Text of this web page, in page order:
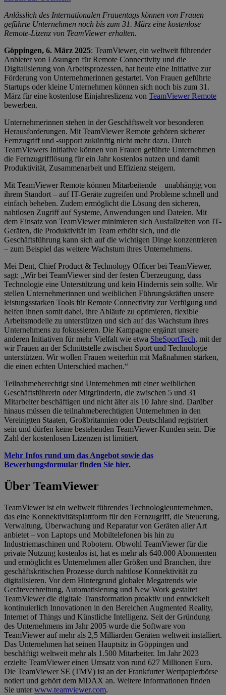
Anlässlich des Internationalen Frauentags können von Frauen
geführte Unternehmen noch bis zum 31. März eine kostenlose
Remote-Lizenz von TeamViewer erhalten.
Göppingen, 6. März 2025: TeamViewer, ein weltweit führender
Anbieter von Lösungen für Remote Connectivity und die
Digitalisierung von Arbeitsprozessen, hat heute eine Initiative zur
Förderung von Unternehmerinnen gestartet. Von Frauen geführte
Startups oder kleine Unternehmen können sich noch bis zum 31.
März für eine kostenlose Einjahreslizenz von TeamViewer Remote
bewerben.
Unternehmerinnen stehen in der Geschäftswelt vor besonderen
Herausforderungen. Mit TeamViewer Remote gehören sicherer
Fernzugriff und -support zukünftig nicht mehr dazu. Durch
TeamViewers Initiative können von Frauen geführte Unternehmen
die Fernzugrifflösung für ein Jahr kostenlos nutzen und damit
Produktivität, Zusammenarbeit und Effizienz steigern.
Mit TeamViewer Remote können Mitarbeitende – unabhängig von
ihrem Standort – auf IT-Geräte zugreifen und Probleme schnell und
einfach beheben. Zudem ermöglicht die Lösung den sicheren,
nahtlosen Zugriff auf Systeme, Anwendungen und Dateien. Mit
dem Einsatz von TeamViewer minimieren sich Ausfallzeiten von IT-
Geräten, die Produktivität im Team erhöht sich, und die
Geschäftsführung kann sich auf die wichtigen Dinge konzentrieren
– zum Beispiel das weitere Wachstum ihres Unternehmens.
Mei Dent, Chief Product & Technology Officer bei TeamViewer,
sagt: „Wir bei TeamViewer sind der festen Überzeugung, dass
Technologie eine Unterstützung und kein Hindernis sein sollte. Wir
stellen Unternehmerinnen und weiblichen Führungskräften unsere
leistungsstarken Tools für Remote Connectivity zur Verfügung und
helfen ihnen somit dabei, ihre Abläufe zu optimieren, flexible
Arbeitsmodelle zu unterstützen und sich auf das Wachstum ihres
Unternehmens zu fokussieren. Die Kampagne ergänzt unsere
anderen Initiativen für mehr Vielfalt wie etwa SheSportTech, mit der
wir Frauen an der Schnittstelle zwischen Sport und Technologie
unterstützen. Wir wollen Frauen weiterhin mit Maßnahmen stärken,
die einen echten Unterschied machen.“
Teilnahmeberechtigt sind Unternehmen mit einer weiblichen
Geschäftsführerin oder Mitgründerin, die zwischen 5 und 31
Mitarbeiter beschäftigen und nicht älter als 10 Jahre sind. Darüber
hinaus müssen die teilnahmeberechtigten Unternehmen in den
Vereinigten Staaten, Großbritannien oder Deutschland registriert
sein und dürfen keine bestehenden TeamViewer-Kunden sein. Die
Zahl der kostenlosen Lizenzen ist limitiert.
Mehr Infos rund um das Angebot sowie das
Bewerbungsformular finden Sie hier.
Über TeamViewer
TeamViewer ist ein weltweit führendes Technologieunternehmen,
das eine Konnektivitätsplattform für den Fernzugriff, die Steuerung,
Verwaltung, Überwachung und Reparatur von Geräten aller Art
anbietet – von Laptops und Mobiltelefonen bis hin zu
Industriemaschinen und Robotern. Obwohl TeamViewer für die
private Nutzung kostenlos ist, hat es mehr als 640.000 Abonnenten
und ermöglicht es Unternehmen aller Größen und Branchen, ihre
geschäftskritischen Prozesse durch nahtlose Konnektivität zu
digitalisieren. Vor dem Hintergrund globaler Megatrends wie
Geräteverbreitung, Automatisierung und New Work gestaltet
TeamViewer die digitale Transformation proaktiv und entwickelt
kontinuierlich Innovationen in den Bereichen Augmented Reality,
Internet of Things und Künstliche Intelligenz. Seit der Gründung
des Unternehmens im Jahr 2005 wurde die Software von
TeamViewer auf mehr als 2,5 Milliarden Geräten weltweit installiert.
Das Unternehmen hat seinen Hauptsitz in Göppingen und
beschäftigt weltweit mehr als 1.500 Mitarbeiter. Im Jahr 2023
erzielte TeamViewer einen Umsatz von rund 627 Millionen Euro.
Die TeamViewer SE (TMV) ist an der Frankfurter Wertpapierbörse
notiert und gehört dem MDAX an. Weitere Informationen finden
Sie unterwww.teamviewer.com.